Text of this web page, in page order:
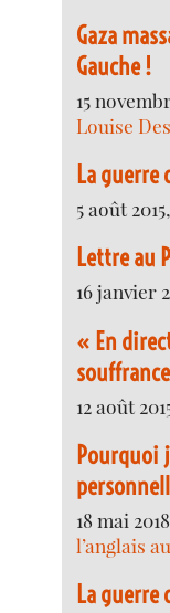
Gaza
Gauche !
15
Louise
La guerre
5 août
Lettre au
16 janvier
« En
12 août
Pourquoi
18 mai
l’anglais
La guerre